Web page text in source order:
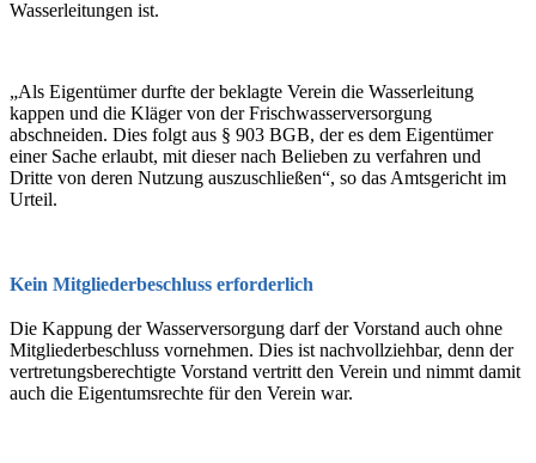
Wasserleitungen ist.
„Als Eigentümer durfte der beklagte Verein die Wasserleitung
kappen und die Kläger von der Frischwasserversorgung
abschneiden. Dies folgt aus § 903 BGB, der es dem Eigentümer
einer Sache erlaubt, mit dieser nach Belieben zu verfahren und
Dritte von deren Nutzung auszuschließen“, so das Amtsgericht im
Urteil.
Kein Mitgliederbeschluss erforderlich
Die Kappung der Wasserversorgung darf der Vorstand auch ohne
Mitgliederbeschluss vornehmen. Dies ist nachvollziehbar, denn der
vertretungsberechtigte Vorstand vertritt den Verein und nimmt damit
auch die Eigentumsrechte für den Verein war.